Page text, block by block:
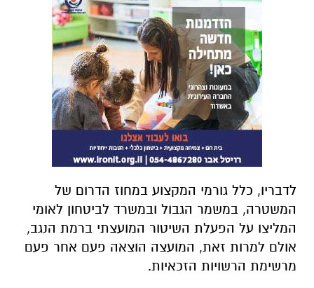
לדבריו, כלל גורמי המקצוע במחוז הדרום של
המשטרה, במשמר הגבול ובמשרד לביטחון לאומי
המליצו על הפעלת השיטור המועצתי ברמת הנגב,
אולם למרות זאת, המועצה הוצאה פעם אחר פעם
מרשימת הרשויות הזכאיות.